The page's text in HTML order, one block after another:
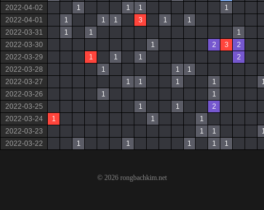
2022-04-02
1 1 1
1
2022-04-01
1 1 1 3 1
1
2022-03-31
1 1
1
2022-03-30
1 2 3
2
2022-03-29
1 1 1
2
2022-03-28
1 1
1
2022-03-27
1 1 1 1
2022-03-26
1
1
2022-03-25
1 1
2
2022-03-24
1 1
1
2022-03-23
1 1
2022-03-22
1 1 1 1 1
© 2026 rongbachkim.net